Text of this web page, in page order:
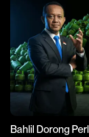
Bahlil Dorong